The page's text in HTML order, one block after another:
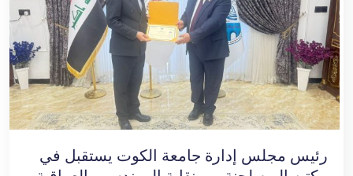
رئيس مجلس إدارة جامعة الكوت يستقبل في